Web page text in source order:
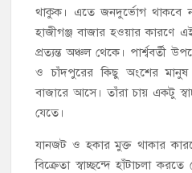
থাকুক। এতে জনদুর্ভোগ থাকবে
হাজীগঞ্জ বাজার হওয়ার কারণে
প্রত্যন্ত অঞ্চল থেকে। পার্শ্ববর্তী
ও চাঁদপুরের কিছু অংশের মানুষ
বাজারে আসে। তাঁরা চায় একটু
যেতে।
যানজট ও হকার মুক্ত থাকার
বিক্রেতা স্বাচ্ছন্দে হাঁটাচলা